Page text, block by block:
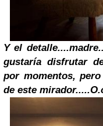
Y el
gustaría disfrutar
por momentos,
de este